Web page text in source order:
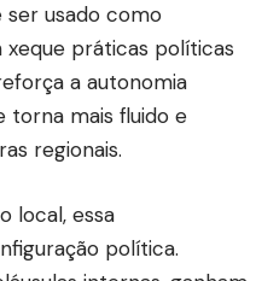
ser usado como
práticas políticas
a autonomia
torna mais fluido e
regionais.
local, essa
política.